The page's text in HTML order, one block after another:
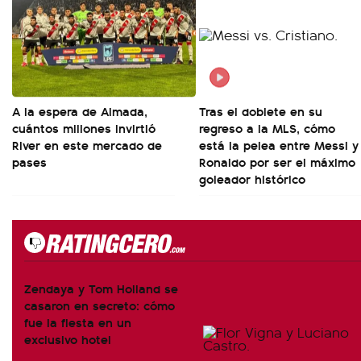
A la espera de Almada,
cuántos millones invirtió
River en este mercado de
pases
Tras el doblete en su
regreso a la MLS, cómo
está la pelea entre Messi y
Ronaldo por ser el máximo
goleador histórico
Zendaya y Tom Holland se
casaron en secreto: cómo
fue la fiesta en un
exclusivo hotel